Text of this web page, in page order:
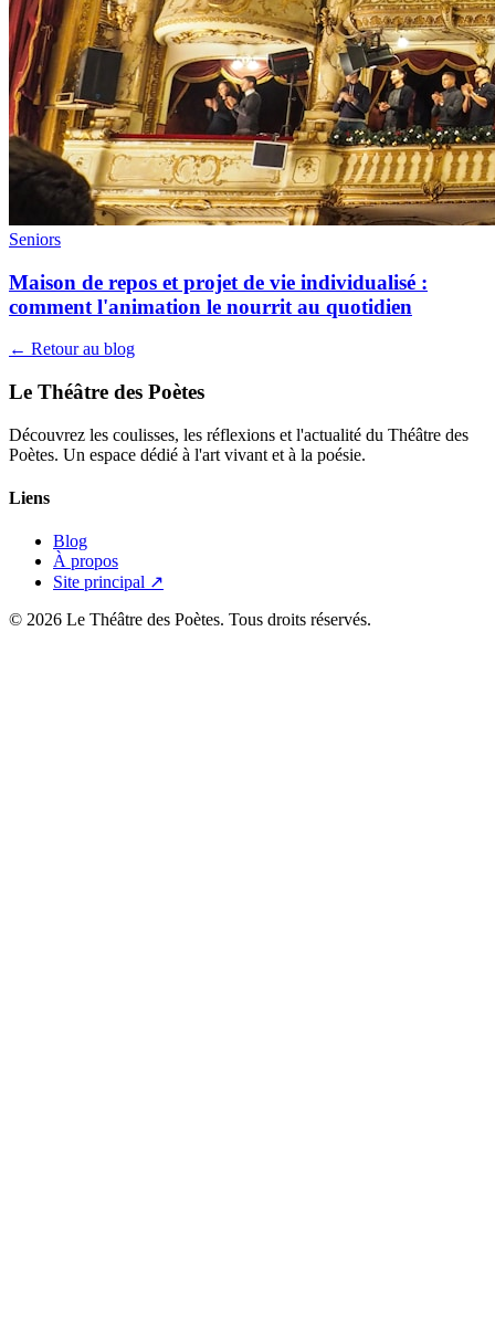
Seniors
Maison de repos et projet de vie individualisé :
comment l'animation le nourrit au quotidien
← Retour au blog
Le Théâtre des Poètes
Découvrez les coulisses, les réflexions et l'actualité du Théâtre des
Poètes. Un espace dédié à l'art vivant et à la poésie.
Liens
Blog
À propos
Site principal ↗
© 2026 Le Théâtre des Poètes. Tous droits réservés.